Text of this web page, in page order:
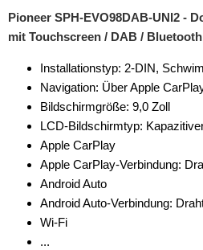
für Lincoln
für Mercedes-Benz
für Mercury
für Mini
für Mitsubishi
Pioneer SPH-EVO98DAB-UNI2 -
mit Touchscreen / DAB /
Installationstyp: 2-DIN,
Navigation: Über Apple
Bildschirmgröße: 9,0 Zoll
LCD-Bildschirmtyp:
Apple CarPlay
Apple CarPlay-Verbindung:
Android Auto
Android Auto-Verbindung:
Wi-Fi
...